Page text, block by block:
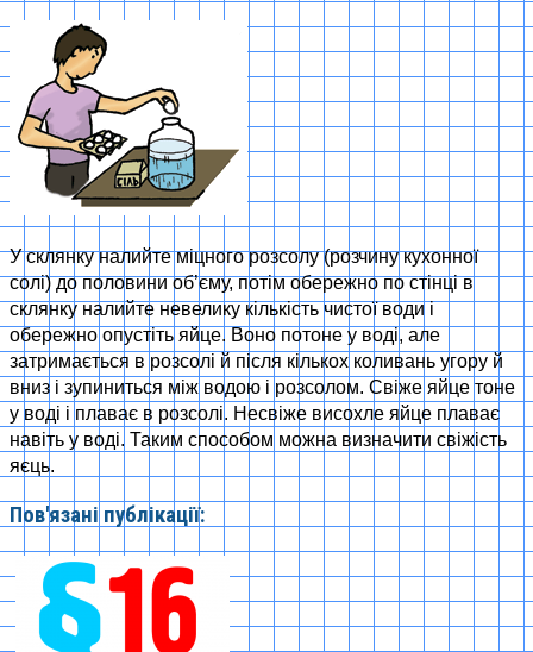
У склянку налийте міцного розсолу (розчину кухонної
солі) до половини об’єму, потім обережно по стінці в
склянку налийте невелику кількість чистої води і
обережно опустіть яйце. Воно потоне у воді, але
затримається в розсолі й після кількох коливань угору й
вниз і зупиниться між водою і розсолом. Свіже яйце тоне
у воді і плаває в розсолі. Несвіже висохле яйце плаває
навіть у воді. Таким способом можна визначити свіжість
яєць.
Пов'язані публікації: